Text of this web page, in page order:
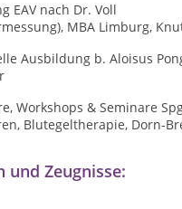
EAV nach Dr. Voll
MBA Limburg,
Ausbildung b. Aloisus
Workshops & Seminare
Blutegeltherapie, Dorn-
Zeugnisse: